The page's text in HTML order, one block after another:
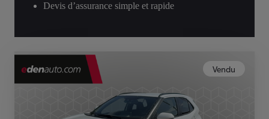
Devis d’assurance simple et rapide
Vendu